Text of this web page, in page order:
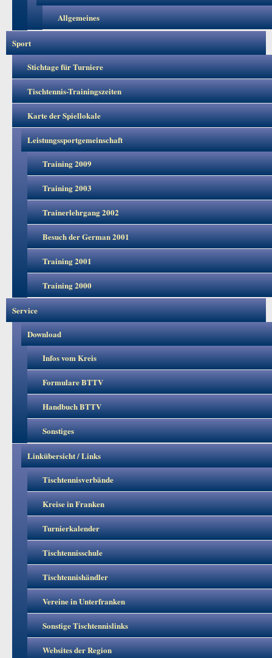
Allgemeines
Sport
Stichtage für Turniere
Tischtennis-Trainingszeiten
Karte der Spiellokale
Leistungssportgemeinschaft
Training 2009
Training 2003
Trainerlehrgang 2002
Besuch der German 2001
Training 2001
Training 2000
Service
Download
Infos vom Kreis
Formulare BTTV
Handbuch BTTV
Sonstiges
Linkübersicht / Links
Tischtennisverbände
Kreise in Franken
Turnierkalender
Tischtennisschule
Tischtennishändler
Vereine in Unterfranken
Sonstige Tischtennislinks
Websites der Region